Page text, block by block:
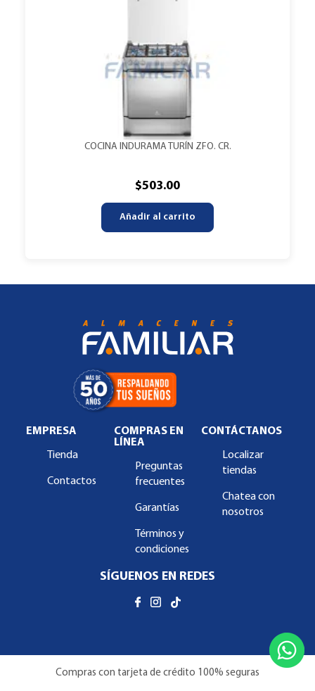
COCINA INDURAMA TURÍN ZFO. CR.
$503.00
Añadir al carrito
EMPRESA
Tienda
Contactos
COMPRAS EN
LÍNEA
Preguntas
frecuentes
Garantías
Términos y
condiciones
CONTÁCTANOS
Localizar
tiendas
Chatea con
nosotros
SÍGUENOS EN REDES
Compras con tarjeta de crédito 100% seguras